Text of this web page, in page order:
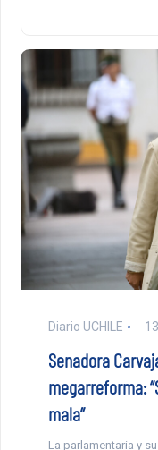
Diario UCHILE
Senadora
megarreforma:
mala”
La parlamentaria y